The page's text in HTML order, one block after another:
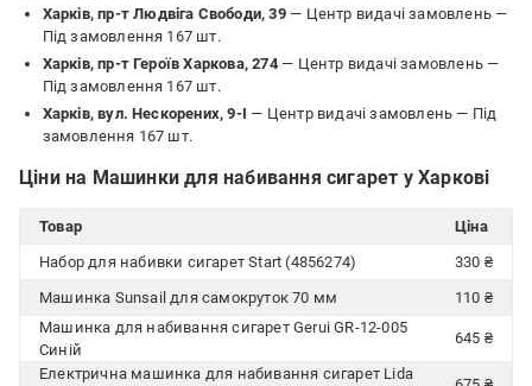
Харків, пр-т Людвіга Свободи, 39— Центр видачі замовлень —
Під замовлення 167 шт.
Харків, пр-т Героїв Харкова, 274— Центр видачі замовлень —
Під замовлення 167 шт.
Харків, вул. Нескорених, 9-І — Центр видачі замовлень — Під
замовлення 167 шт.
Ціни на Машинки для набивання сигарет у Харкові
Товар
Ціна
Набор для набивки сигарет Start (4856274)
330 ₴
Машинка Sunsail для самокруток 70 мм
110 ₴
Машинка для набивання сигарет Gerui GR-12-005
Синій
645 ₴
Електрична машинка для набивання сигарет Lida